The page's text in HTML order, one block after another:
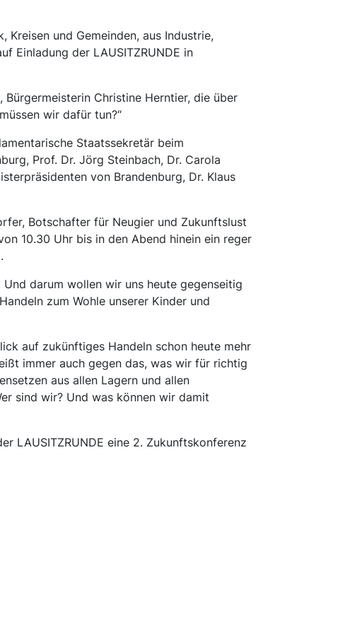
und Gemeinden, aus Industrie,
Einladung der LAUSITZRUNDE in
Christine Herntier, die über
wir dafür tun?“
Staatssekretär beim
Prof. Dr. Jörg Steinbach, Dr. Carola
von Brandenburg, Dr. Klaus
Botschafter für Neugier und Zukunftslust
10.30 Uhr bis in den Abend hinein ein reger
darum wollen wir uns heute gegenseitig
zum Wohle unserer Kinder und
auf zukünftiges Handeln schon heute mehr
immer auch gegen das, was wir für richtig
aus allen Lagern und allen
sind wir? Und was können wir damit
LAUSITZRUNDE eine 2. Zukunftskonferenz